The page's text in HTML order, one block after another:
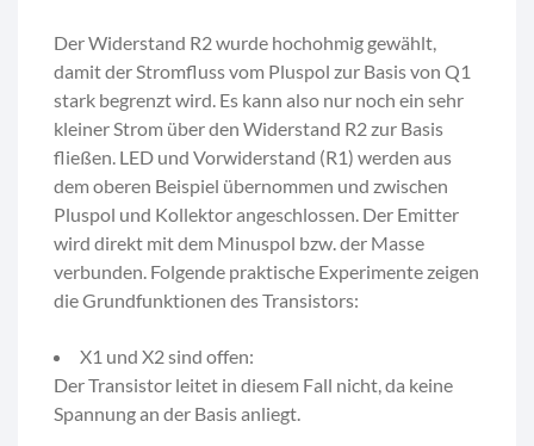
Der Widerstand R2 wurde hochohmig gewählt,
damit der Stromfluss vom Pluspol zur Basis von Q1
stark begrenzt wird. Es kann also nur noch ein sehr
kleiner Strom über den Widerstand R2 zur Basis
fließen. LED und Vorwiderstand (R1) werden aus
dem oberen Beispiel übernommen und zwischen
Pluspol und Kollektor angeschlossen. Der Emitter
wird direkt mit dem Minuspol bzw. der Masse
verbunden. Folgende praktische Experimente zeigen
die Grundfunktionen des Transistors:
X1 und X2 sind offen:
Der Transistor leitet in diesem Fall nicht, da keine
Spannung an der Basis anliegt.